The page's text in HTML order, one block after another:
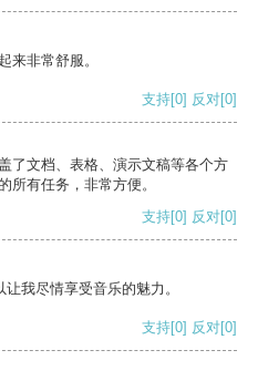
来非常舒服。
支持[0] 反对[0]
了文档、表格、演示文稿等各个方
所有任务，非常方便。
支持[0] 反对[0]
我尽情享受音乐的魅力。
支持[0] 反对[0]